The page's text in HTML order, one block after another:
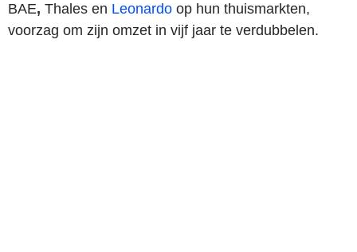
BAE, Thales en Leonardo op hun thuismarkten,
voorzag om zijn omzet in vijf jaar te verdubbelen.